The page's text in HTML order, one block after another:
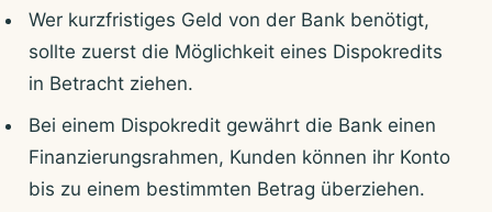
Wer kurzfristiges Geld von der Bank benötigt,
sollte zuerst die Möglichkeit eines Dispokredits
in Betracht ziehen.
Bei einem Dispokredit gewährt die Bank einen
Finanzierungsrahmen, Kunden können ihr Konto
bis zu einem bestimmten Betrag überziehen.